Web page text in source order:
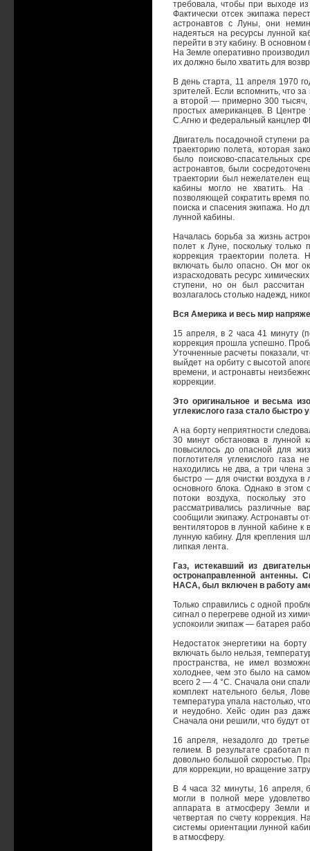
требовала, чтобы при выходе
Фактически отсек экипажа
астронавтов с Луны, они
надеяться на ресурсы лунной
перейти в эту кабину. В
На Земле оперативно
их должно было хватить для
В день старта, 11 апреля 1970
зрителей. Если вспомнить, что
а второй — примерно 300 тысяч,
простых американцев. В
С.Агню и федеральный канцлер
Двигатель посадочной ступени
траекторию полета, которая
было поисково-спасательных
астронавтов, были
траектории был нежелателен
кабины могло не хватить. На
позволяющей сократить время
поиска и спасения экипажа. Но
лунной кабины.
Началась борьба за жизнь
полет к Луне, поскольку
коррекция траектории
включать было опасно. Он мог
израсходовать ресурс
ступени, но он был рассчитан
возлагалось столько надежд,
Вся Америка и весь мир
15 апреля, в 2 часа 41 минуту
коррекция прошла успешно.
Уточненные расчеты показали,
выйдет на орбиту с высотой
времени, и астронавты
коррекции.
Это оригинальное и весьма
углекислого газа стало
А на борту неприятности
30 минут обстановка в лунной
повысилось до опасной для
поглотителя углекислого
находились не два, а три
быстро — для очистки воздуха в
основного блока. Однако в этом
потоки воздуха, поскольку
рассматривались различные
сообщили экипажу. Астронавты
вентиляторов в лунной кабине к
лунную кабину. Для крепления
липкая лента.
Газ, истекавший из
остронаправленной антенны.
НАСА, был включен в работу
Только справились с одной
сигнал о перегреве одной из
успокоили экипаж — батарея
Недостаток энергетики на
включать было нельзя,
пространства, не имел
холоднее, чем это было на
всего 2 — 4 °С. Сначала они
комплект нательного белья,
температура упала настолько,
и неудобно. Хейс один раз
Сначала они решили, что будут
16 апреля, незадолго до
гелием. В результате сработал
довольно большой скоростью.
для коррекции, но вращение
В 4 часа 32 минуты, 16 апреля,
могли в полной мере
аппарата в атмосферу Земли
четвертая по счету коррекция.
системы ориентации лунной
в атмосферу.